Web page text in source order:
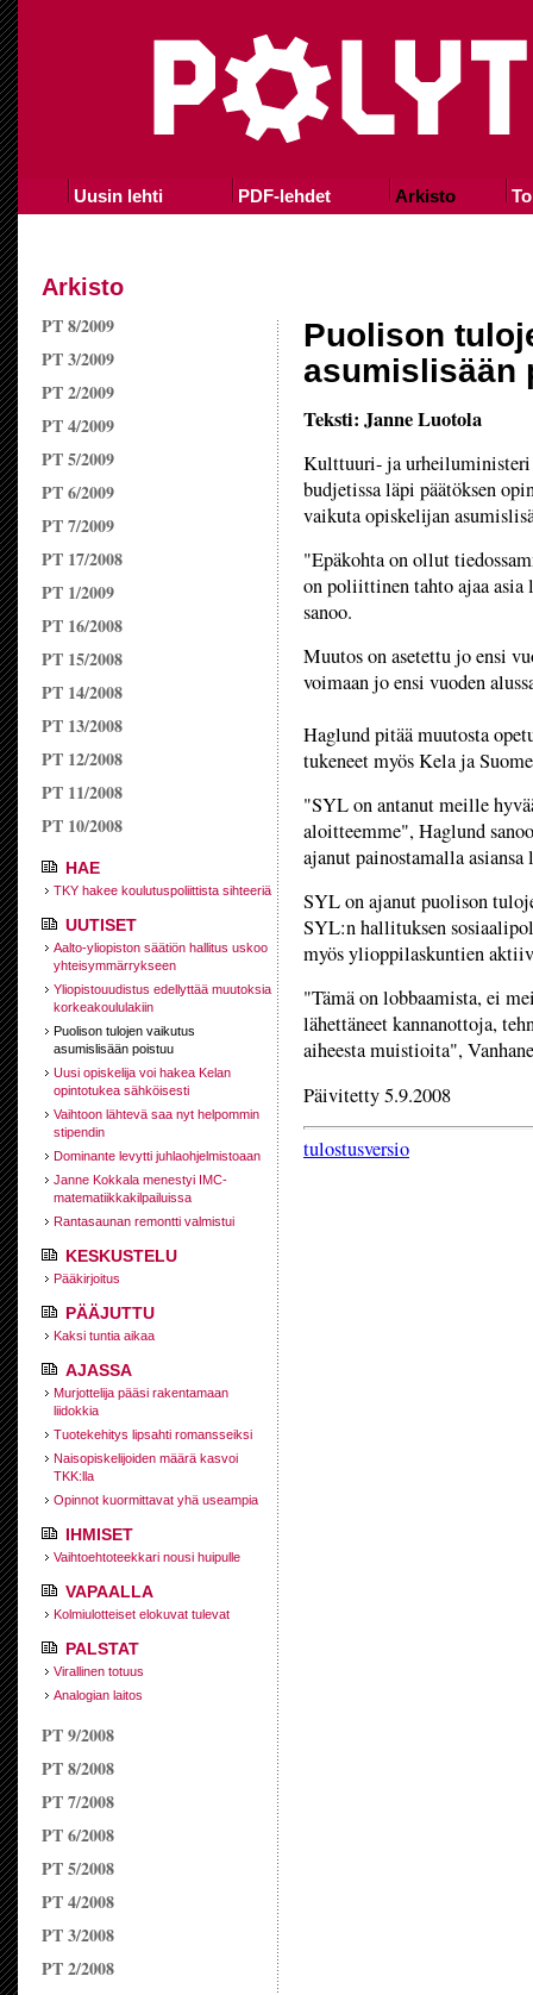
Uusin lehti PDF-lehdet Arkisto
Arkisto
PT 8/2009
PT 3/2009
PT 2/2009
PT 4/2009
PT 5/2009
PT 6/2009
PT 7/2009
PT 17/2008
PT 1/2009
PT 16/2008
PT 15/2008
PT 14/2008
PT 13/2008
PT 12/2008
PT 11/2008
PT 10/2008
HAE
TKY hakee koulutuspoliittista sihteeriä
UUTISET
Aalto-yliopiston säätiön hallitus uskoo
yhteisymmärrykseen
Yliopistouudistus edellyttää muutoksia
korkeakoululakiin
Puolison tulojen vaikutus
asumislisään poistuu
Uusi opiskelija voi hakea Kelan
opintotukea sähköisesti
Vaihtoon lähtevä saa nyt helpommin
stipendin
Dominante levytti juhlaohjelmistoaan
Janne Kokkala menestyi IMC-
matematiikkakilpailuissa
Rantasaunan remontti valmistui
KESKUSTELU
Pääkirjoitus
PÄÄJUTTU
Kaksi tuntia aikaa
AJASSA
Murjottelija pääsi rakentamaan
liidokkia
Tuotekehitys lipsahti romansseiksi
Naisopiskelijoiden määrä kasvoi
TKK:lla
Opinnot kuormittavat yhä useampia
IHMISET
Vaihtoehtoteekkari nousi huipulle
VAPAALLA
Kolmiulotteiset elokuvat tulevat
PALSTAT
Virallinen totuus
Analogian laitos
PT 9/2008
PT 8/2008
PT 7/2008
PT 6/2008
PT 5/2008
PT 4/2008
PT 3/2008
PT 2/2008
Puolison
asumislisään
Teksti: Janne Luotola
Kulttuuri- ja urheiluministeri
budjetissa läpi päätöksen
vaikuta opiskelijan
"Epäkohta on ollut
on poliittinen tahto ajaa
sanoo.
Muutos on asetettu jo ensi
voimaan jo ensi vuoden
Haglund pitää muutosta
tukeneet myös Kela ja
"SYL on antanut meille
aloitteemme", Haglund
ajanut painostamalla
SYL on ajanut puolison
SYL:n hallituksen
myös ylioppilaskuntien
"Tämä on lobbaamista, ei
lähettäneet kannanottoja,
aiheesta muistioita",
Päivitetty 5.9.2008
tulostusversio